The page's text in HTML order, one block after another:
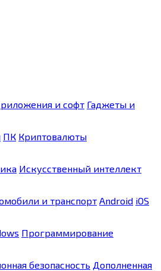
и софт Гаджеты и
ПК Криптовалюты
Искусственный интеллект
и транспорт Android iOS
Программирование
безопасность Дополненная